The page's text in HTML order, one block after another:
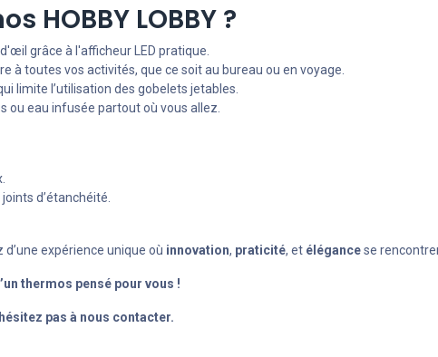
HOBBY LOBBY ?
grâce à l'afficheur LED pratique.
à toutes vos activités, que ce soit au bureau ou en voyage.
limite l’utilisation des gobelets jetables.
ou eau infusée partout où vous allez.
d’étanchéité.
d’une expérience unique où innovation, praticité, et élégancese
thermos pensé pour vous !
pas à nous contacter.